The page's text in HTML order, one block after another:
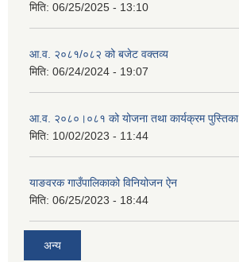
मिति: 06/25/2025 - 13:10
आ.व. २०८१/०८२ को बजेट वक्तव्य
मिति: 06/24/2024 - 19:07
आ.व. २०८०।०८१ को योजना तथा कार्यक्रम पुस्तिका
मिति: 10/02/2023 - 11:44
याङवरक गाउँपालिकाको विनियोजन ऐन
मिति: 06/25/2023 - 18:44
अन्य